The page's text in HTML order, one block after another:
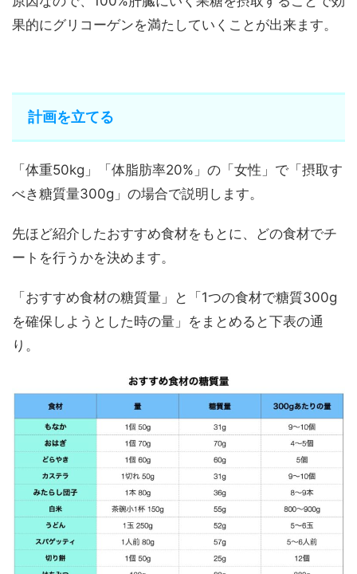
果的にグリコーゲンを満たしていくことが出来ます。
計画を立てる
「体重50kg」「体脂肪率20%」の「女性」で「摂取す
べき糖質量300g」の場合で説明します。
先ほど紹介したおすすめ食材をもとに、どの食材でチ
ートを行うかを決めます。
「おすすめ食材の糖質量」と「1つの食材で糖質300g
を確保しようとした時の量」をまとめると下表の通
り。